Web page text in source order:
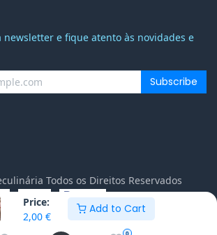
Price:
2,00€
Add to Cart
0
newsletter e fique atento às novidades e
Subscribe
Todos os Direitos Reservados
Português
eCommerce de Código